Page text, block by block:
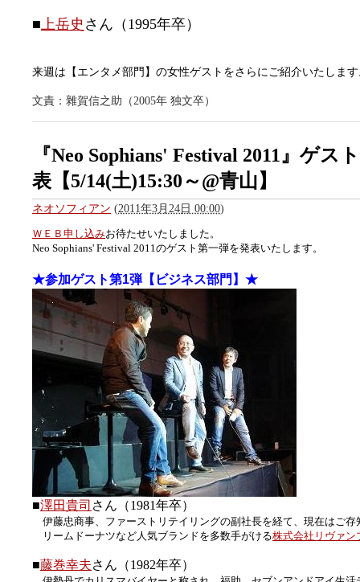
■ 上岳史 さん（1995年卒）
来週は【エンタメ部門】の女性ゲストをさらにご紹介いたしま
文責：雜賀信之助（2005年 独文卒）
『Neo Sophians' Festival 2011』ゲス
表【5/14(土)15:30～@青山】
ネオソフィアン (2011年3月24日 00:00)
ＷＥＢ申し込みお待たせいたしました。
Neo Sophians' Festival 2011のゲスト第一弾を発表いたします。
★参加ゲスト第1弾【ビジネス部門】★
■澤田貴司 さん（1981年卒）
伊藤忠商事、ファーストリテイリングの副社長を経て、現在はご存
リームドーナツなど人気ブランドを多数手がける株式会社リヴァン
■藤巻幸夫さん（1982年卒）